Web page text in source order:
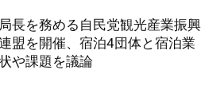
長を務める自民党観光産業振興
盟を開催、宿泊4団体と宿泊業
や課題を議論